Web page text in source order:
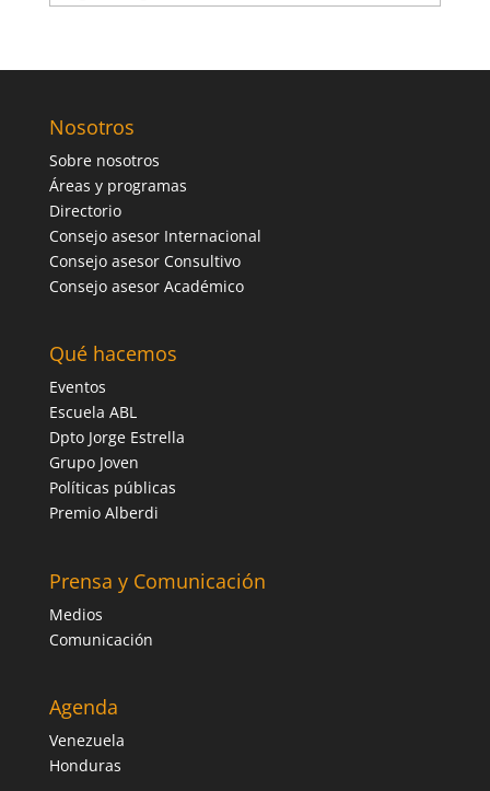
Nosotros
Sobre nosotros
Áreas y programas
Directorio
Consejo asesor Internacional
Consejo asesor Consultivo
Consejo asesor Académico
Qué hacemos
Eventos
Escuela ABL
Dpto Jorge Estrella
Grupo Joven
Políticas públicas
Premio Alberdi
Prensa y Comunicación
Medios
Comunicación
Agenda
Venezuela
Honduras